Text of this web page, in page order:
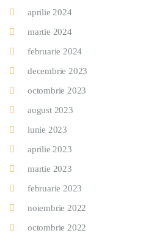
aprilie 2024
martie 2024
februarie 2024
decembrie 2023
octombrie 2023
august 2023
iunie 2023
aprilie 2023
martie 2023
februarie 2023
noiembrie 2022
octombrie 2022